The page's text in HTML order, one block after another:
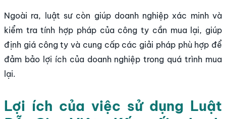
Ngoài ra, luật sư còn giúp doanh nghiệp xác minh và
kiểm tra tính hợp pháp của công ty cần mua lại, giúp
định giá công ty và cung cấp các giải pháp phù hợp để
đảm bảo lợi ích của doanh nghiệp trong quá trình mua
lại.
Lợi ích của việc sử dụng Luật